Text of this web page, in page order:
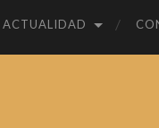
ACTUALIDAD